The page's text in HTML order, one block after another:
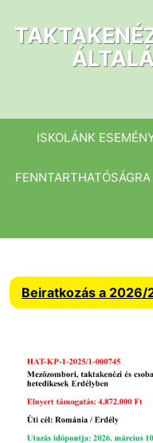
tartalomhoz
ISKOLÁNK
Beiratkozás a 2026/